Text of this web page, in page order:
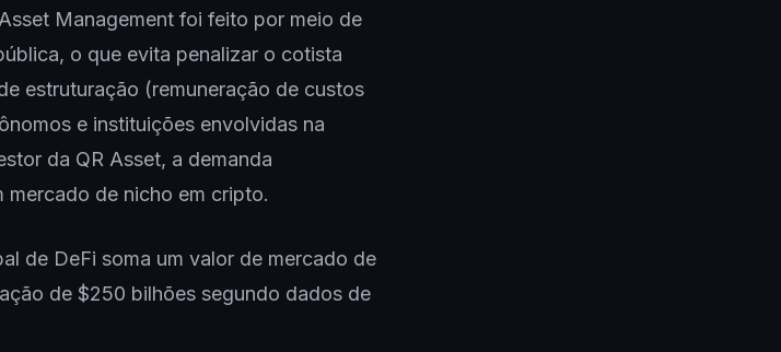
Management foi feito por meio de
o que evita penalizar o cotista
estruturação (remuneração de custos
e instituições envolvidas na
da QR Asset, a demanda
mercado de nicho em cripto.
de DeFi soma um valor de mercado de
de $250 bilhões segundo dados de